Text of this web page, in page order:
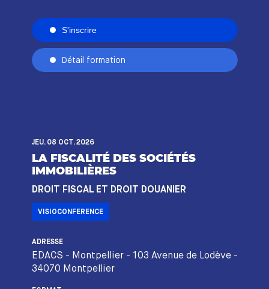
S'inscrire
Détail formation
JEU. 08 OCT. 2026
LA FISCALITÉ DES SOCIÉTÉS
IMMOBILIÈRES
DROIT FISCAL ET DROIT DOUANIER
VISIOCONFERENCE
ADRESSE
EDACS - Montpellier - 103 Avenue de Lodève -
34070 Montpellier